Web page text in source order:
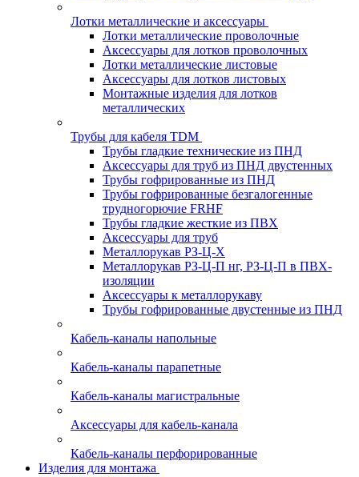
Лотки металлические и аксессуары
Лотки металлические проволочные
Аксессуары для лотков проволочных
Лотки металлические листовые
Аксессуары для лотков листовых
Монтажные изделия для лотков
металлических
Трубы для кабеля TDM
Трубы гладкие технические из ПНД
Аксессуары для труб из ПНД двустенных
Трубы гофрированные из ПНД
Трубы гофрированные безгалогенные
трудногорючие FRHF
Трубы гладкие жесткие из ПВХ
Аксессуары для труб
Металлорукав РЗ-Ц-Х
Металлорукав РЗ-Ц-П нг, РЗ-Ц-П в ПВХ-
изоляции
Аксессуары к металлорукаву
Трубы гофрированные двустенные из ПНД
Кабель-каналы напольные
Кабель-каналы парапетные
Кабель-каналы магистральные
Аксессуары для кабель-канала
Кабель-каналы перфорированные
Изделия для монтажа